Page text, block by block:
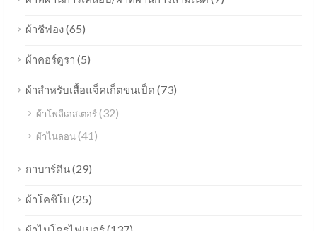
ผ้าชีฟอง(65)
ผ้าคอร์ดูรา (5)
ผ้าสำหรับเสื้อแจ็คเก็ตขนเป็ด (73)
ผ้าโพลีเอสเตอร์(32)
ผ้าไนลอน(41)
กาบาร์ดีน(29)
ผ้าโคชิโบ (25)